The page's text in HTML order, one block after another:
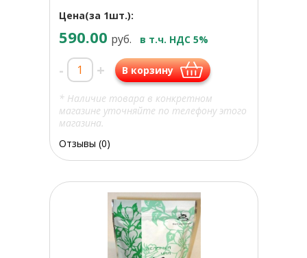
Цена(за 1шт.):
590.00 руб. в т.ч. НДС 5%
- + В корзину
* Наличие товара в конкретном
магазине уточняйте по телефону этого
магазина.
Отзывы (0)